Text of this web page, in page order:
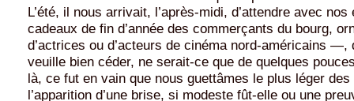
L’été, il nous arrivait, l’après-midi, d’attendre avec
cadeaux de fin d’année des commerçants du bourg,
d’actrices ou d’acteurs de cinéma nord-américains —,
veuille bien céder, ne serait-ce que de quelques
là, ce fut en vain que nous guettâmes le plus léger
l’apparition d’une brise, si modeste fût-elle ou une